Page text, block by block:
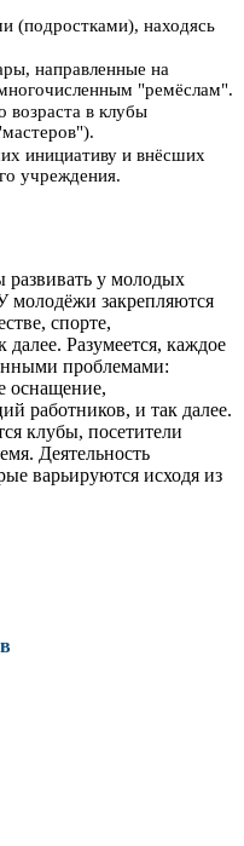
(подростками), находясь
направленные на
"ремёслам".
возраста в клубы
инициативу и внёсших
учреждения.
у молодых
молодёжи закрепляются
спорте,
далее. Разумеется, каждое
проблемами:
оснащение,
работников, и так далее.
клубы, посетители
Деятельность
варьируются исходя из